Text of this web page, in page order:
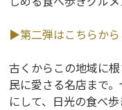
▶第二弾はこちらか
古くからこの地域に
民に愛さる名店まで
にして、日光の食べ